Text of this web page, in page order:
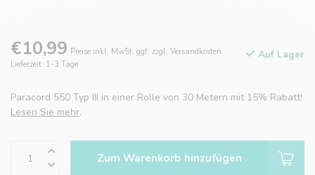
€10,99 Preise inkl. MwSt. ggf. zzgl. Versandkosten.
Lieferzeit: 1-3 Tage
Auf Lager
Paracord 550 Typ III in einer Rolle von 30 Metern mit 15% Rabatt!
Lesen Sie mehr.
Zum Warenkorb hinzufügen